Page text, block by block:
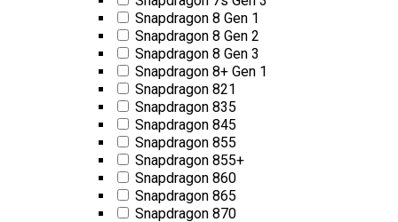
Snapdragon 8 Gen 1
Snapdragon 8 Gen 2
Snapdragon 8 Gen 3
Snapdragon 8+ Gen 1
Snapdragon 821
Snapdragon 835
Snapdragon 845
Snapdragon 855
Snapdragon 855+
Snapdragon 860
Snapdragon 865
Snapdragon 870